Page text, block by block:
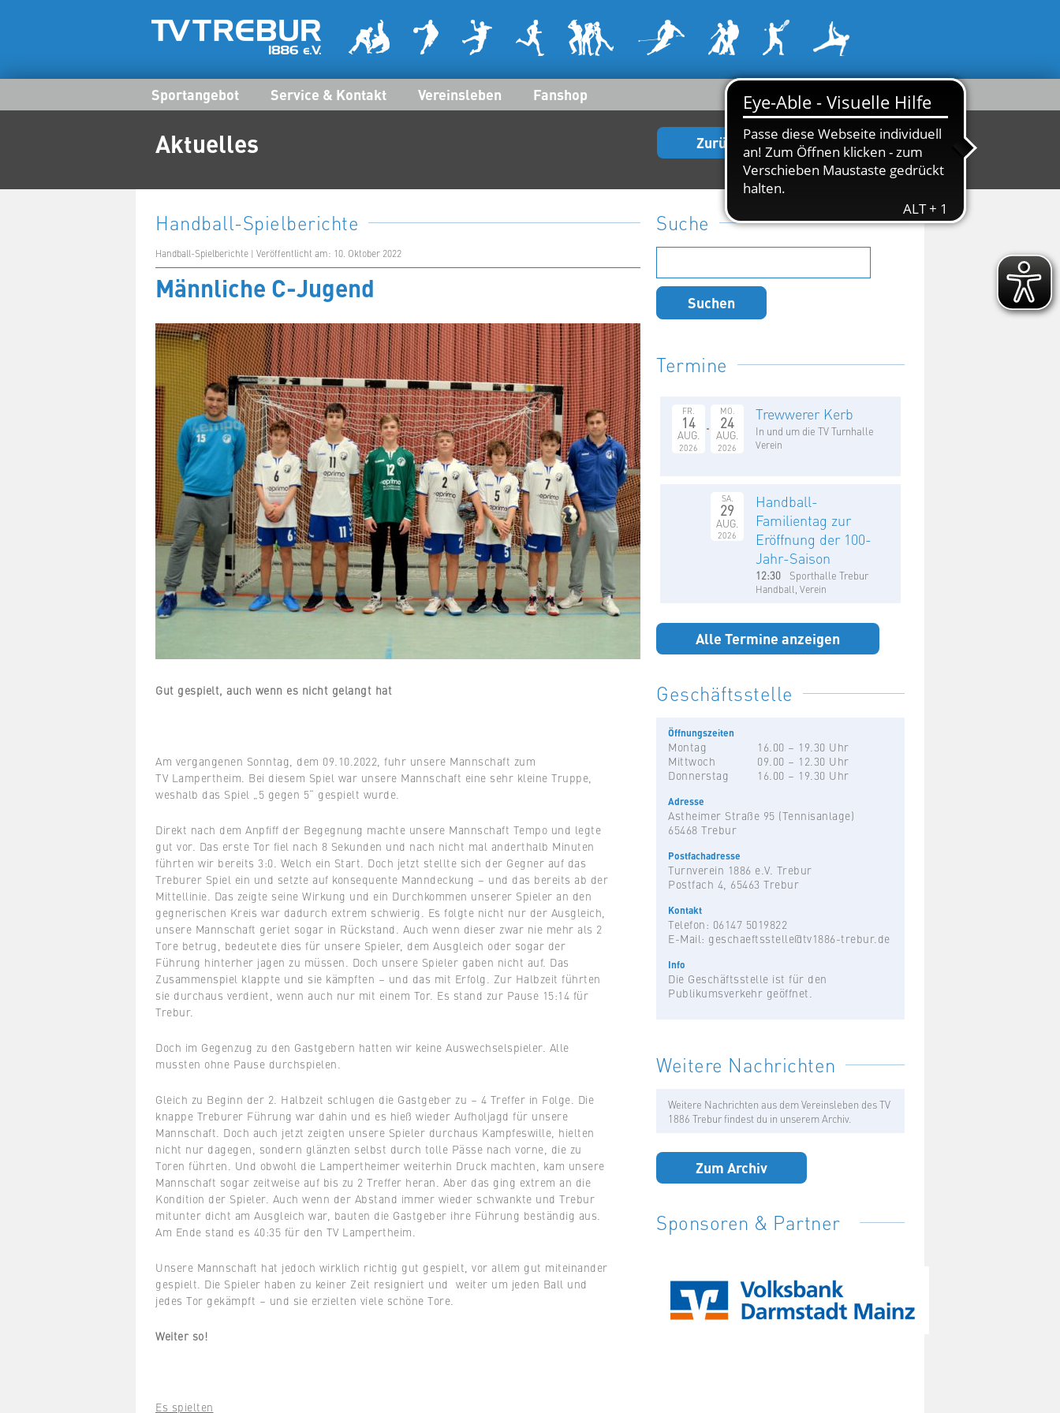
Sportangebot Service & Kontakt Vereinsleben Fanshop
Aktuelles Zurück zur Startseite
Handball-Spielberichte
Handball-Spielberichte | Veröffentlicht am: 10. Oktober 2022
Männliche C-Jugend
Gut gespielt, auch wenn es nicht gelangt hat
Am vergangenen Sonntag, dem 09.10.2022, fuhr unsere Mannschaft zum
TV Lampertheim. Bei diesem Spiel war unsere Mannschaft eine sehr kleine Truppe,
weshalb das Spiel „5 gegen 5“ gespielt wurde.
Direkt nach dem Anpfiff der Begegnung machte unsere Mannschaft Tempo und legte
gut vor. Das erste Tor fiel nach 8 Sekunden und nach nicht mal anderthalb Minuten
führten wir bereits 3:0. Welch ein Start. Doch jetzt stellte sich der Gegner auf das
Treburer Spiel ein und setzte auf konsequente Manndeckung – und das bereits ab der
Mittellinie. Das zeigte seine Wirkung und ein Durchkommen unserer Spieler an den
gegnerischen Kreis war dadurch extrem schwierig. Es folgte nicht nur der Ausgleich,
unsere Mannschaft geriet sogar in Rückstand. Auch wenn dieser zwar nie mehr als 2
Tore betrug, bedeutete dies für unsere Spieler, dem Ausgleich oder sogar der
Führung hinterher jagen zu müssen. Doch unsere Spieler gaben nicht auf. Das
Zusammenspiel klappte und sie kämpften – und das mit Erfolg. Zur Halbzeit führten
sie durchaus verdient, wenn auch nur mit einem Tor. Es stand zur Pause 15:14 für
Trebur.
Doch im Gegenzug zu den Gastgebern hatten wir keine Auswechselspieler. Alle
mussten ohne Pause durchspielen.
Gleich zu Beginn der 2. Halbzeit schlugen die Gastgeber zu – 4 Treffer in Folge. Die
knappe Treburer Führung war dahin und es hieß wieder Aufholjagd für unsere
Mannschaft. Doch auch jetzt zeigten unsere Spieler durchaus Kampfeswille, hielten
nicht nur dagegen, sondern glänzten selbst durch tolle Pässe nach vorne, die zu
Toren führten. Und obwohl die Lampertheimer weiterhin Druck machten, kam unsere
Mannschaft sogar zeitweise auf bis zu 2 Treffer heran. Aber das ging extrem an die
Kondition der Spieler. Auch wenn der Abstand immer wieder schwankte und Trebur
mitunter dicht am Ausgleich war, bauten die Gastgeber ihre Führung beständig aus.
Am Ende stand es 40:35 für den TV Lampertheim.
Unsere Mannschaft hat jedoch wirklich richtig gut gespielt, vor allem gut miteinander
gespielt. Die Spieler haben zu keiner Zeit resigniert und weiter um jeden Ball und
jedes Tor gekämpft – und sie erzielten viele schöne Tore.
Weiter so!
Es spielten
Suche
nach:
Termine
FR.
14
AUG.
2026
MO.
24
AUG.
2026
Trewwerer Kerb
In und um die TV Turnhalle
Verein
SA.
29
AUG.
2026
Handball-
Familientag zur
Eröffnung der 100-
Jahr-Saison
12:30 Sporthalle Trebur
Handball, Verein
Alle Termine anzeigen
Geschäftsstelle
Öffnungszeiten
Montag
16.00 – 19.30 Uhr
Mittwoch
09.00 – 12.30 Uhr
Donnerstag
16.00 – 19.30 Uhr
Adresse
Astheimer Straße 95 (Tennisanlage)
65468 Trebur
Postfachadresse
Turnverein 1886 e.V. Trebur
Postfach 4, 65463 Trebur
Kontakt
Telefon: 06147 5019822
E-Mail: geschaeftsstelle@tv1886-trebur.de
Info
Die Geschäftsstelle ist für den
Publikumsverkehr geöffnet.
Weitere Nachrichten
Weitere Nachrichten aus dem Vereinsleben des TV
1886 Trebur findest du in unserem Archiv.
Zum Archiv
Sponsoren & Partner